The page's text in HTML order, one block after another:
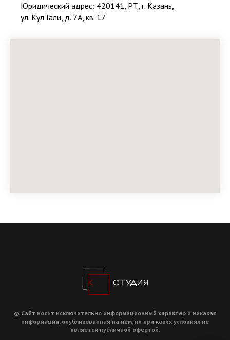
Юридический адрес: 420141, РТ, г. Казань,
ул. Кул Гали, д. 7А, кв. 17
© Сайт носит исключительно информационный характер и никакая
информация, опубликованная на нём, ни при каких условиях не
является публичной офертой.